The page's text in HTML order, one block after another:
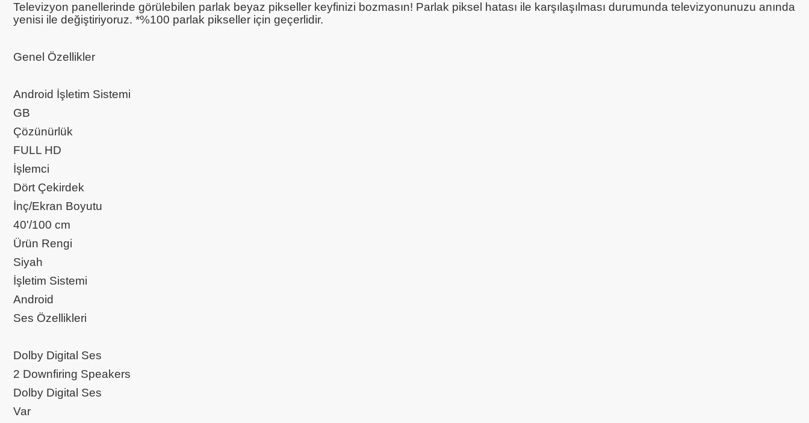
Televizyon panellerinde görülebilen parlak beyaz pikseller keyfinizi bozmasın! Parlak piksel hatası ile karşılaşılması durumunda televizyonunuzu anında
yenisi ile değiştiriyoruz. *%100 parlak pikseller için geçerlidir.
Genel Özellikler
Android İşletim Sistemi
GB
Çözünürlük
FULL HD
İşlemci
Dört Çekirdek
İnç/Ekran Boyutu
40'/100 cm
Ürün Rengi
Siyah
İşletim Sistemi
Android
Ses Özellikleri
Dolby Digital Ses
2 Downfiring Speakers
Dolby Digital Ses
Var